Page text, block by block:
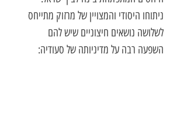
ניתוחו היסודי והמצויין של מרזוק מתייחס
לשלושה נושאים חיצוניים שיש להם
השפעה רבה על מדיניותה של סעודיה: